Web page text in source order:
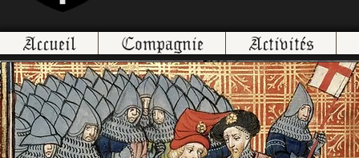
Accueil Compagnie Activités